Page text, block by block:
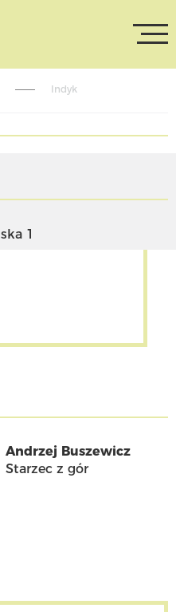
Indyk
1
Andrzej Buszewicz
Starzec z gór